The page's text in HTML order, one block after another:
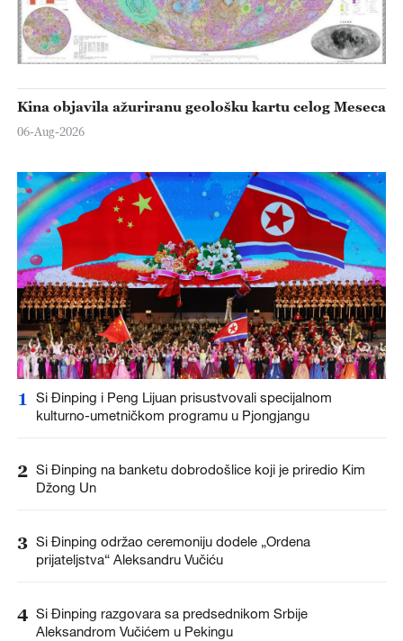
Kina objavila ažuriranu geološku kartu celog Meseca
06-Aug-2026
1
Si Đinping i Peng Lijuan prisustvovali specijalnom
kulturno-umetničkom programu u Pjongjangu
2 Si Đinping na banketu dobrodošlice koji je priredio Kim
Džong Un
3 Si Đinping održao ceremoniju dodele „Ordena
prijateljstva“ Aleksandru Vučiću
4 Si Đinping razgovara sa predsednikom Srbije
Aleksandrom Vučićem u Pekingu